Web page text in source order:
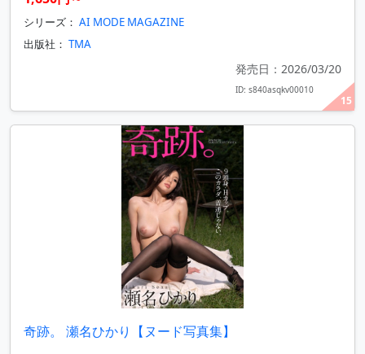
15
シリーズ： AI MODE MAGAZINE
出版社： TMA
発売日：2026/03/20
ID: s840asqkv00010
奇跡。 瀬名ひかり【ヌード写真集】